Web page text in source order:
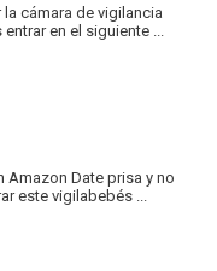
la cámara de vigilancia
en el siguiente ...
Amazon Date prisa y no
este vigilabebés ...